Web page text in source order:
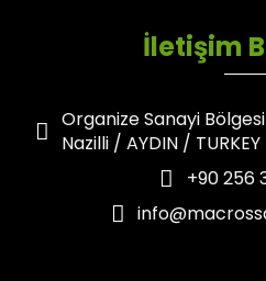
İletişim
Organize Sanayi
Nazilli / AYDIN / TURKEY
+90 256